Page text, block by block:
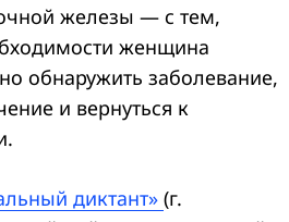
железы — с тем,
женщина
обнаружить заболевание,
и вернуться к
диктант» (г.